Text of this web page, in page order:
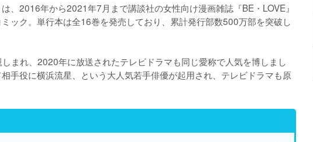
、2016年から2021年7月まで講談社の女性向け漫画雑誌『BE・LOVE』
ック。単行本は全16巻を発売しており、累計発行部数500万部を突破し
まれ、2020年に放送されたテレビドラマも同じ愛称で人気を博しまし
手役に横浜流星、という大人気若手俳優が起用され、テレビドラマも原